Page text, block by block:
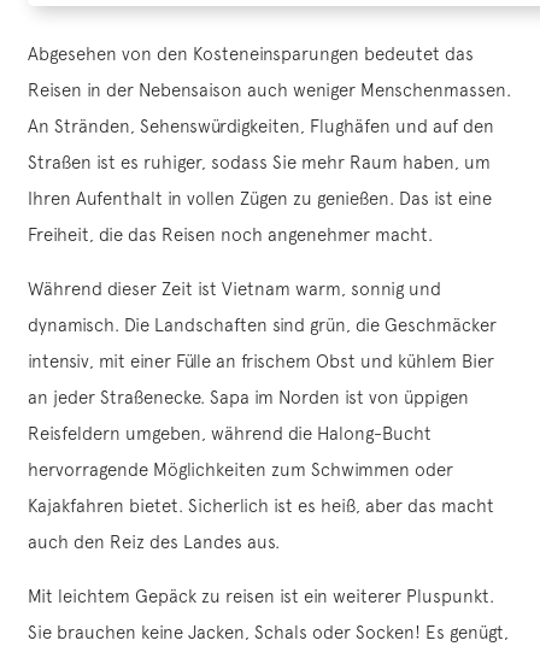
Abgesehen von den Kosteneinsparungen bedeutet das
Reisen in der Nebensaison auch weniger Menschenmassen.
An Stränden, Sehenswürdigkeiten, Flughäfen und auf den
Straßen ist es ruhiger, sodass Sie mehr Raum haben, um
Ihren Aufenthalt in vollen Zügen zu genießen. Das ist eine
Freiheit, die das Reisen noch angenehmer macht.
Während dieser Zeit ist Vietnam warm, sonnig und
dynamisch. Die Landschaften sind grün, die Geschmäcker
intensiv, mit einer Fülle an frischem Obst und kühlem Bier
an jeder Straßenecke. Sapa im Norden ist von üppigen
Reisfeldern umgeben, während die Halong-Bucht
hervorragende Möglichkeiten zum Schwimmen oder
Kajakfahren bietet. Sicherlich ist es heiß, aber das macht
auch den Reiz des Landes aus.
Mit leichtem Gepäck zu reisen ist ein weiterer Pluspunkt.
Sie brauchen keine Jacken, Schals oder Socken! Es genügt,